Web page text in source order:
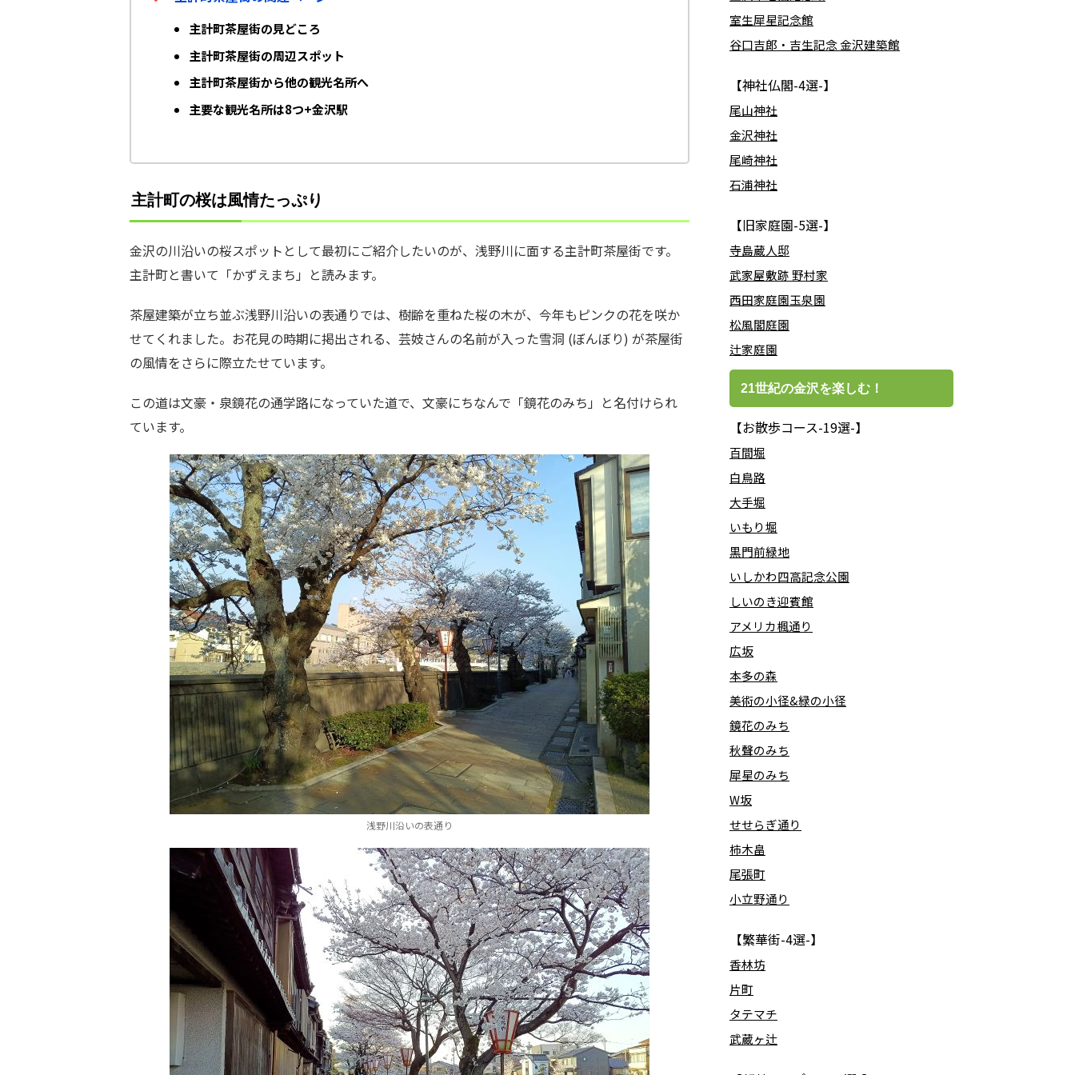
主計町茶屋街の見どころ
主計町茶屋街の周辺スポット
主計町茶屋街から他の観光名所へ
主要な観光名所は8つ+金沢駅
主計町の桜は風情たっぷり
金沢の川沿いの桜スポットとして最初にご紹介したいのが、浅野川に面する主計町茶屋街です。
主計町と書いて「かずえまち」と読みます。
茶屋建築が立ち並ぶ浅野川沿いの表通りでは、樹齢を重ねた桜の木が、今年もピンクの花を咲か
せてくれました。お花見の時期に掲出される、芸妓さんの名前が入った雪洞 (ぼんぼり) が茶屋街
の風情をさらに際立たせています。
この道は文豪・泉鏡花の通学路になっていた道で、文豪にちなんで「鏡花のみち」と名付けられ
ています。
浅野川沿いの表通り
室生犀星記念館
谷口吉郎・吉生記念 金沢建築館
【神社仏閣-4選-】
尾山神社
金沢神社
尾崎神社
石浦神社
【旧家庭園-5選-】
寺島蔵人邸
武家屋敷跡 野村家
西田家庭園玉泉園
松風閣庭園
辻家庭園
21世紀の金沢を楽しむ！
【お散歩コース-19選-】
百間堀
白鳥路
大手堀
いもり堀
黒門前緑地
いしかわ四高記念公園
しいのき迎賓館
アメリカ楓通り
広坂
本多の森
美術の小径&緑の小径
鏡花のみち
秋聲のみち
犀星のみち
W坂
せせらぎ通り
柿木畠
尾張町
小立野通り
【繁華街-4選-】
香林坊
片町
タテマチ
武蔵ヶ辻